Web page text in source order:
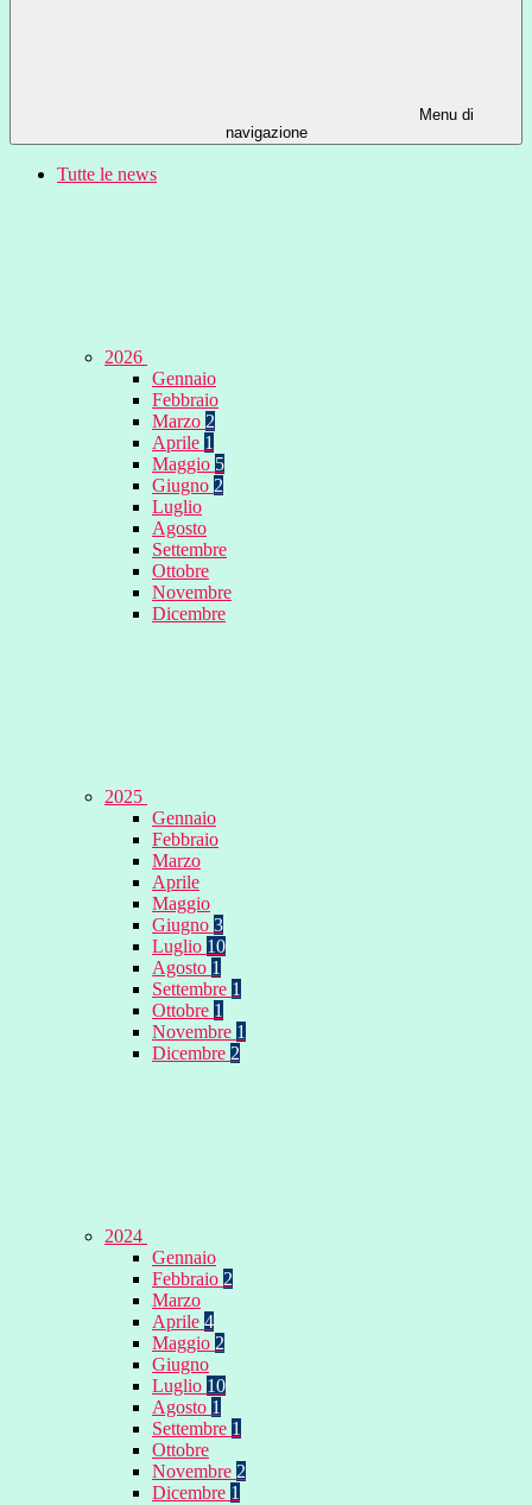
Menu di
navigazione
Tutte le news
2026
Gennaio
Febbraio
Marzo 2
Aprile 1
Maggio 5
Giugno 2
Luglio
Agosto
Settembre
Ottobre
Novembre
Dicembre
2025
Gennaio
Febbraio
Marzo
Aprile
Maggio
Giugno 3
Luglio 10
Agosto 1
Settembre 1
Ottobre 1
Novembre 1
Dicembre 2
2024
Gennaio
Febbraio 2
Marzo
Aprile 4
Maggio 2
Giugno
Luglio 10
Agosto 1
Settembre 1
Ottobre
Novembre 2
Dicembre 1